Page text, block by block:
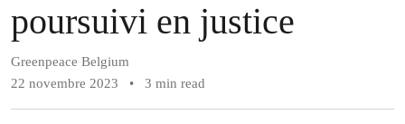
poursuivi en justice
Greenpeace Belgium
22 novembre 2023
• 3 min read